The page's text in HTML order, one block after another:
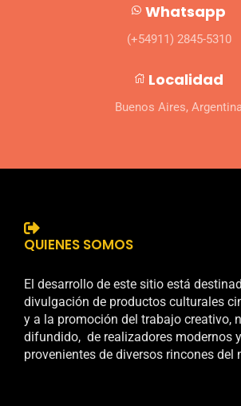
Whatsapp
(+54911) 2845-5310
Localidad
Buenos Aires,
QUIENES SOMOS
El desarrollo de este sitio está
divulgación de productos culturales
y a la promoción del trabajo creativo,
difundido, de realizadores modernos
provenientes de diversos rincones del